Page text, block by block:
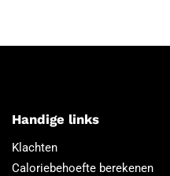
Handige links
Klachten
Caloriebehoefte berekenen